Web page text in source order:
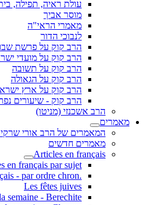
עולת ראיה, תפילה,
מוסר אביך
מאמרי הראי"ה
לנבוכי הדור
הרב קוק על פרשת
הרב קוק על מועדי
הרב קוק על תשובה
הרב קוק על הגאולה
הרב קוק על ארץ
הרב קוק - שיעורים
הרב אשכנזי (מניטו)
מאמרים
המאמרים של הרב אורי שרקי
מאמרים חדשים
Articles en français
en français par sujet
.Articles en français - par ordre chron
Les fêtes juives
semaine - Berechite